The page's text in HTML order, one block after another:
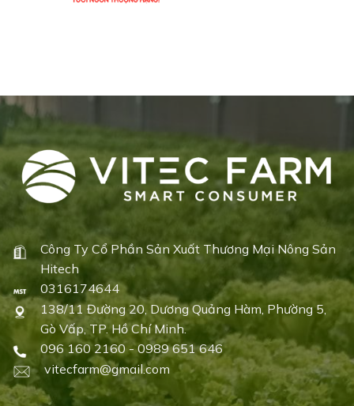
Công Ty Cổ Phần Sản Xuất Thương Mại Nông Sản
Hitech
0316174644
138/11 Đường 20, Dương Quảng Hàm, Phường 5,
Gò Vấp, TP. Hồ Chí Minh.
096 160 2160 - 0989 651 646
vitecfarm@gmail.com